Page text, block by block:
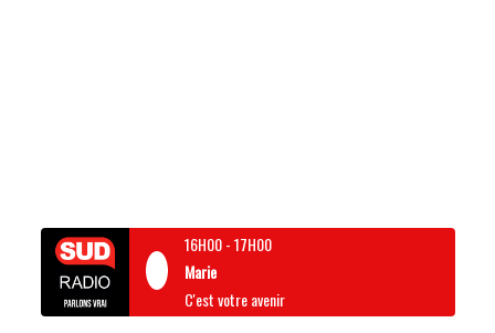
16H00-17H00
Marie
C'est votre avenir